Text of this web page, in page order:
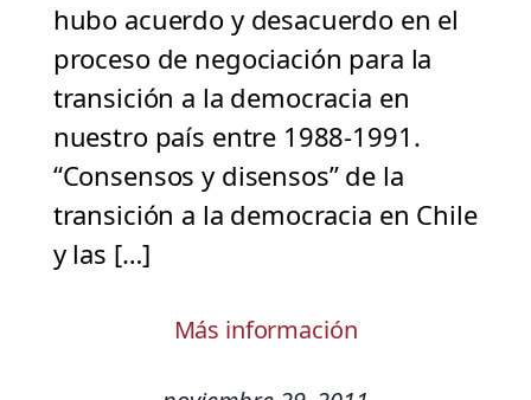
hubo acuerdo y desacuerdo en el
proceso de negociación para la
transición a la democracia en
nuestro país entre 1988-1991.
“Consensos y disensos” de la
transición a la democracia en Chile
y las […]
Más información